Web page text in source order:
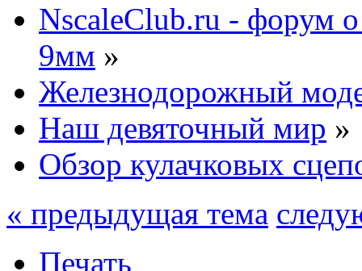
NscaleClub.ru - форум
9мм »
Железнодорожный
Наш девяточный мир »
Обзор кулачковых
« предыдущая тема
Печать